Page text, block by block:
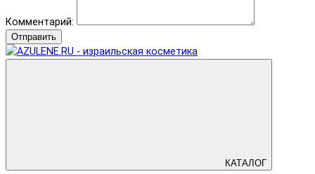
Комментарий:
Отправить
КАТАЛОГ